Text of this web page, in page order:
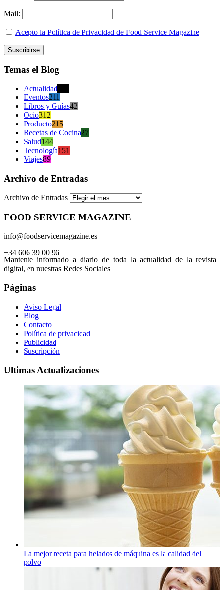
Mail:
Acepto la Política de Privacidad de Food Service Magazine
Temas el Blog
Actualidad
Eventos211
Libros y Guías42
Ocio312
Producto215
Recetas de Cocina27
Salud144
Tecnología151
Viajes89
Archivo de Entradas
Archivo de Entradas
FOOD SERVICE MAGAZINE
info@foodservicemagazine.es
+34 606 39 00 96
Mantente informado a diario de toda la actualidad de la revista
digital, en nuestras Redes Sociales
Páginas
Aviso Legal
Blog
Contacto
Política de privacidad
Publicidad
Suscripción
Ultimas Actualizaciones
La mejor receta para helados de máquina es la calidad del
polvo